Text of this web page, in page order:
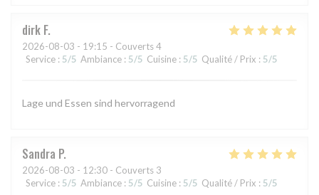
dirk F
2026-08-03 - 19:15 - Couverts 4
Service : 5/5 Ambiance : 5/5 Cuisine : 5/5 Qualité / Prix : 5/5
Lage und Essen sind hervorragend
Sandra P
2026-08-03 - 12:30 - Couverts 3
Service : 5/5 Ambiance : 5/5 Cuisine : 5/5 Qualité / Prix : 5/5